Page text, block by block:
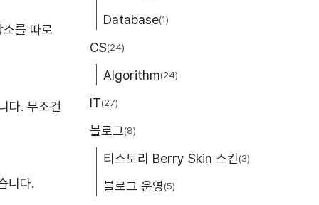
를 따로
다. 무조건
니다.
Database(1)
CS(24)
Algorithm(24)
IT(27)
블로그(8)
티스토리 Berry Skin 스킨(3)
블로그 운영(5)